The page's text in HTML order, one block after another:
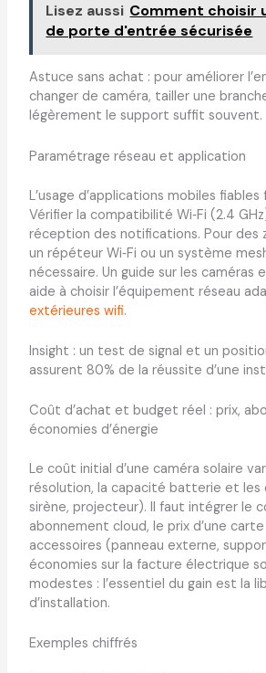
Lisez aussi Comment choisir
de porte d'entrée sécurisée
Astuce sans achat : pour améliorer
changer de caméra, tailler une
légèrement le support suffit souvent.
Paramétrage réseau et application
L’usage d’applications mobiles
Vérifier la compatibilité Wi‑Fi (2.4
réception des notifications. Pour des
un répéteur Wi‑Fi ou un système
nécessaire. Un guide sur les caméras
aide à choisir l’équipement réseau
extérieures wifi.
Insight : un test de signal et un
assurent 80% de la réussite d’une
Coût d’achat et budget réel : prix,
économies d’énergie
Le coût initial d’une caméra solaire
résolution, la capacité batterie et les
sirène, projecteur). Il faut intégrer le
abonnement cloud, le prix d’une
accessoires (panneau externe,
économies sur la facture électrique
modestes : l’essentiel du gain est la
d’installation.
Exemples chiffrés